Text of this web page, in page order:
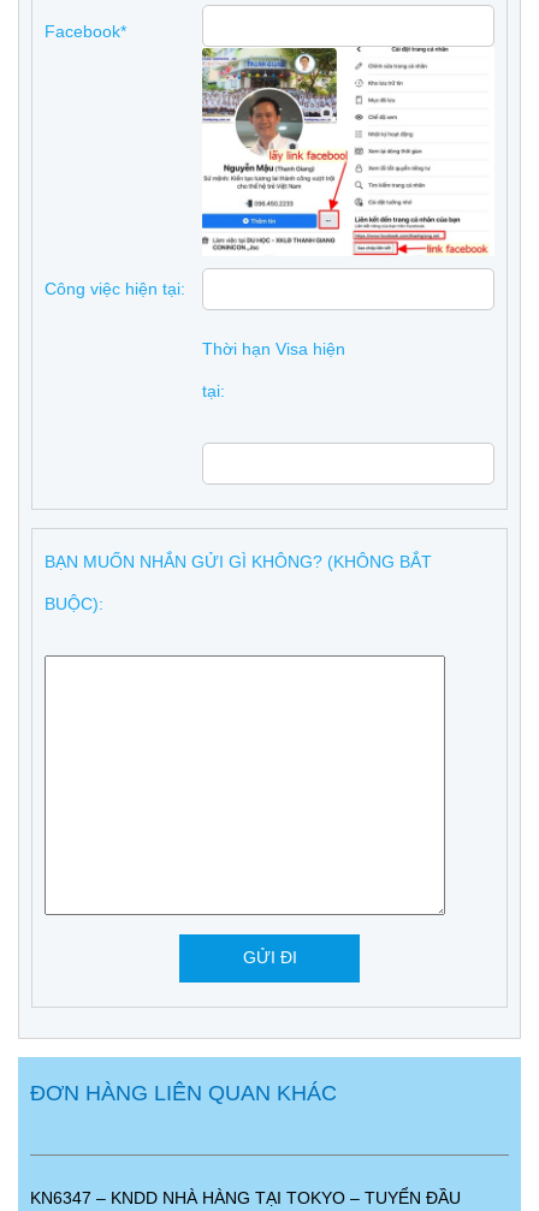
Facebook*
Công việc hiện tại:
Thời hạn Visa hiện
tại:
BẠN MUỐN NHẮN GỬI GÌ KHÔNG? (KHÔNG BẮT
BUỘC):
ĐƠN HÀNG LIÊN QUAN KHÁC
KN6347 – KNDD NHÀ HÀNG TẠI TOKYO – TUYỂN ĐẦU